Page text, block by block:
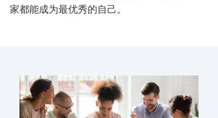
家都能成为最优秀的自己。